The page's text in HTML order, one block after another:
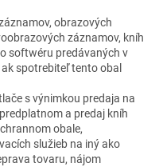
obrazových
záznamov, kníh
softwéru predávaných v
spotrebiteľ tento obal
s výnimkou predaja na
a predaj kníh
obale,
služieb na iný ako
tovaru, nájom